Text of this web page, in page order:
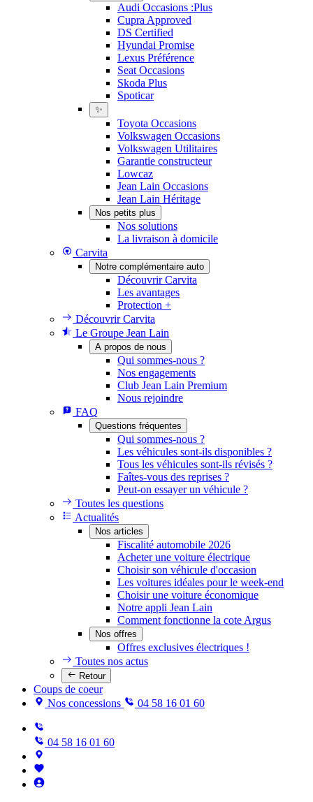
Audi Occasions :Plus
Cupra Approved
DS Certified
Hyundai Promise
Lexus Préférence
Seat Occasions
Skoda Plus
Spoticar
✨
Toyota Occasions
Volkswagen Occasions
Volkswagen Utilitaires
Garantie constructeur
Lowcaz
Jean Lain Occasions
Jean Lain Héritage
Nos petits plus
Nos solutions
La livraison à domicile
Carvita
Notre complémentaire auto
Découvrir Carvita
Les avantages
Protection +
Découvrir Carvita
Le Groupe Jean Lain
A propos de nous
Qui sommes-nous ?
Nos engagements
Club Jean Lain Premium
Nous rejoindre
FAQ
Questions fréquentes
Qui sommes-nous ?
Les véhicules sont-ils disponibles ?
Tous les véhicules sont-ils révisés ?
Faîtes-vous des reprises ?
Peut-on essayer un véhicule ?
Toutes les questions
Actualités
Nos articles
Fiscalité automobile 2026
Acheter une voiture électrique
Choisir son véhicule d'occasion
Les voitures idéales pour le week-end
Choisir une voiture économique
Notre appli Jean Lain
Comment fonctionne la cote Argus
Nos offres
Offres exclusives électriques !
Toutes nos actus
Retour
Coups de coeur
Nos concessions
04 58 16 01 60
04 58 16 01 60